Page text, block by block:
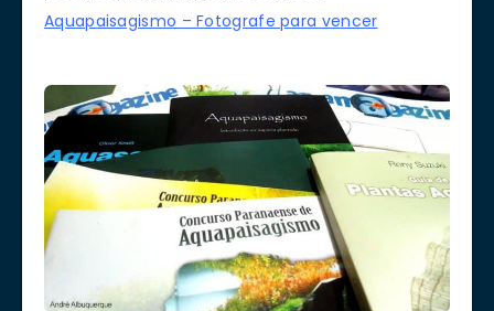
Aquapaisagismo – Fotografe para vencer